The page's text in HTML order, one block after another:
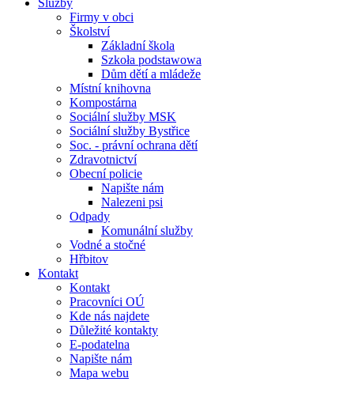
Služby
Firmy v obci
Školství
Základní škola
Szkoła podstawowa
Dům dětí a mládeže
Místní knihovna
Kompostárna
Sociální služby MSK
Sociální služby Bystřice
Soc. - právní ochrana dětí
Zdravotnictví
Obecní policie
Napište nám
Nalezeni psi
Odpady
Komunální služby
Vodné a stočné
Hřbitov
Kontakt
Kontakt
Pracovníci OÚ
Kde nás najdete
Důležité kontakty
E-podatelna
Napište nám
Mapa webu